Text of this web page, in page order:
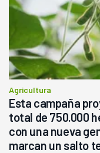
Agricultura
Esta campaña
total de 750.000
con una nueva
marcan un salto